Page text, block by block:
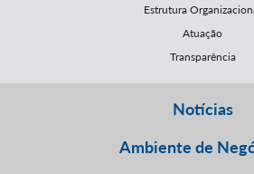
Estrutura
Atuação
Transparência
Notícias
Ambiente de